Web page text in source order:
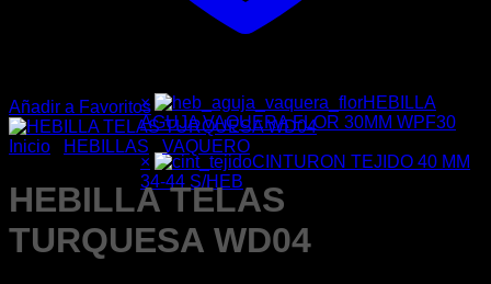
×
HEBILLA
AGUJA VAQUERA FLOR 30MM WPF30
6 ×$22.00
×
CINTURON TEJIDO 40 MM
34-44 S/HEB
NATURAL
Añadir a Favoritos
Inicio HEBILLAS VAQUERO
HEBILLA TELAS
TURQUESA WD04